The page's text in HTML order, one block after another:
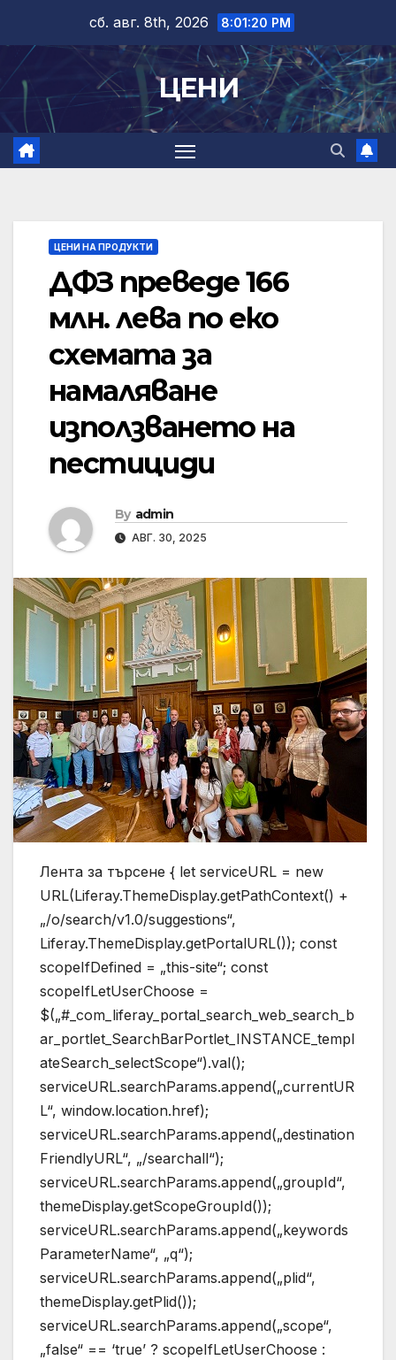
content
сб. авг. 8th, 2026 8:01:21 PM
ЦЕНИ
ЦЕНИ НА ПРОДУКТИ
ДФЗ преведе 166
млн. лeва по еко
схемата за
намаляване
използването на
пестициди
By admin
АВГ. 30, 2025
Лента за търсене { let serviceURL = new
URL(Liferay.ThemeDisplay.getPathContext() +
„/o/search/v1.0/suggestions“,
Liferay.ThemeDisplay.getPortalURL()); const
scopeIfDefined = „this-site“; const
scopeIfLetUserChoose =
$(„#_com_liferay_portal_search_web_search_b
ar_portlet_SearchBarPortlet_INSTANCE_templ
ateSearch_selectScope“).val();
serviceURL.searchParams.append(„currentUR
L“, window.location.href);
serviceURL.searchParams.append(„destination
FriendlyURL“, „/searchall“);
serviceURL.searchParams.append(„groupId“,
themeDisplay.getScopeGroupId());
serviceURL.searchParams.append(„keywords
ParameterName“, „q“);
serviceURL.searchParams.append(„plid“,
themeDisplay.getPlid());
serviceURL.searchParams.append(„scope“,
„false“ == ‘true’ ? scopeIfLetUserChoose :